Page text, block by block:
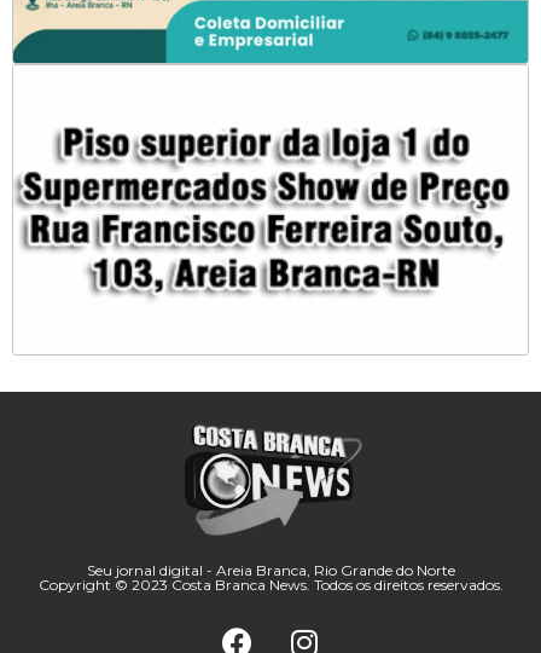
Seu jornal digital - Areia Branca, Rio Grande do Norte
Copyright © 2023 Costa Branca News. Todos os direitos reservados.